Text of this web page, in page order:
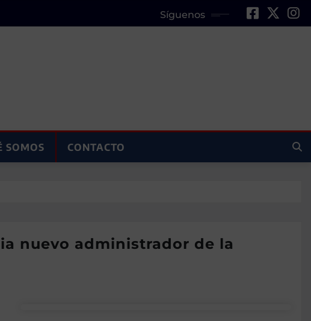
Síguenos
SOMOS CONTACTO
nuevo administrador de la